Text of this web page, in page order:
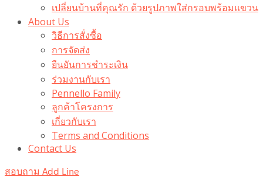
เปลี่ยนบ้านที่คุณรัก ด้วยรูปภาพใส่กรอบพร้อมแขวน​
About Us
วิธีการสั่งซื้อ
การจัดส่ง
ยืนยันการชำระเงิน
ร่วมงานกับเรา
Pennello Family
ลูกค้าโครงการ
เกี่ยวกับเรา
Terms and Conditions
Contact Us
สอบถาม Add Line